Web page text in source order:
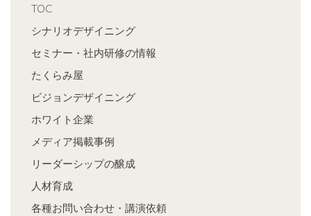
TOC
シナリオデザイニング
セミナー・社内研修の情報
たくらみ屋
ビジョンデザイニング
ホワイト企業
メディア掲載事例
リーダーシップの醸成
人材育成
各種お問い合わせ・講演依頼